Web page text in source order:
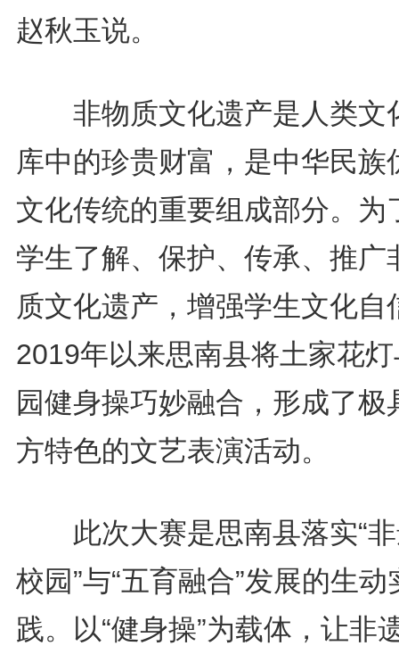
赵秋玉说。
非物质文化遗产是人类文
库中的珍贵财富，是中华民族
文化传统的重要组成部分。为
学生了解、保护、传承、推广
质文化遗产，增强学生文化自
2019年以来思南县将土家花
园健身操巧妙融合，形成了极
方特色的文艺表演活动。
此次大赛是思南县落实“非
校园”与“五育融合”发展的生动
践。以“健身操”为载体，让非